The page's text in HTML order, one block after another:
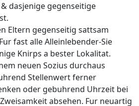
dasjenige gegenseitige
Eltern gegenseitig sattsam
fast alle Alleinlebender-Sie
Knirps a bester Lokalitat.
neuen Sozius durchaus
Stellenwert ferner
oder gebuhrend Uhrzeit bei
absehen. Fur neuartig